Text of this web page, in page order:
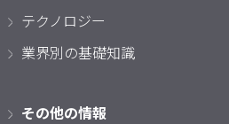
テクノロジー
業界別の基礎知識
その他の情報